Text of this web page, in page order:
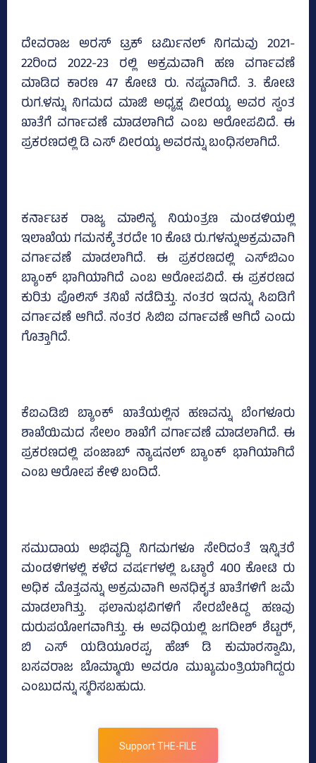
ದೇವರಾಜ ಅರಸ್‌ ಟ್ರಕ್‌ ಟರ್ಮಿನಲ್‌ ನಿಗಮವು 2021-
22ರಿಂದ 2022-23 ರಲ್ಲಿ ಅಕ್ರಮವಾಗಿ ಹಣ ವರ್ಗಾವಣೆ
ಮಾಡಿದ ಕಾರಣ 47 ಕೋಟಿ ರು. ನಷ್ಟವಾಗಿದೆ. 3. ಕೋಟಿ
ರುಗ.ಳನ್ನು ನಿಗಮದ ಮಾಜಿ ಅಧ್ಯಕ್ಷ ವೀರಯ್ಯ ಅವರ ಸ್ವಂತ
ಖಾತೆಗೆ ವರ್ಗಾವಣೆ ಮಾಡಲಾಗಿದೆ ಎಂಬ ಆರೋಪವಿದೆ. ಈ
ಪ್ರಕರಣದಲ್ಲಿ ಡಿ ಎಸ್‌ ವೀರಯ್ಯ ಅವರನ್ನು ಬಂಧಿಸಲಾಗಿದೆ.
ಕರ್ನಾಟಕ ರಾಜ್ಯ ಮಾಲಿನ್ಯ ನಿಯಂತ್ರಣ ಮಂಡಳಿಯಲ್ಲಿ
ಇಲಾಖೆಯ ಗಮನಕ್ಕೆ ತರದೇ 10 ಕೊಟಿ ರು.ಗಳನ್ನುಅಕ್ರಮವಾಗಿ
ವರ್ಗಾವಣೆ ಮಾಡಲಾಗಿದೆ. ಈ ಪ್ರಕರಣದಲ್ಲಿ ಎಸ್‌ಬಿಎಂ
ಬ್ಯಾಂಕ್ ಭಾಗಿಯಾಗಿದೆ ಎಂಬ ಆರೋಪವಿದೆ. ಈ ಪ್ರಕರಣದ
ಕುರಿತು ಪೊಲಿಸ್‌ ತನಿಖೆ ನಡೆದಿತ್ತು. ನಂತರ ಇದನ್ನು ಸಿಐಡಿಗೆ
ವರ್ಗಾವಣೆ ಆಗಿದೆ. ನಂತರ ಸಿಬಿಐ ವರ್ಗಾವಣೆ ಆಗಿದೆ ಎಂದು
ಗೊತ್ತಾಗಿದೆ.
ಕೆಐಎಡಿಬಿ ಬ್ಯಾಂಕ್‌ ಖಾತೆಯಲ್ಲಿನ ಹಣವನ್ನು ಬೆಂಗಳೂರು
ಶಾಖೆಯಿಮದ ಸೇಲಂ ಶಾಖೆಗೆ ವರ್ಗಾವಣೆ ಮಾಡಲಾಗಿದೆ. ಈ
ಪ್ರಕರಣದಲ್ಲಿ ಪಂಜಾಬ್‌ ನ್ಯಾಷನಲ್‌ ಬ್ಯಾಂಕ್‌ ಭಾಗಿಯಾಗಿದೆ
ಎಂಬ ಆರೋಪ ಕೇಳಿ ಬಂದಿದೆ.
ಸಮುದಾಯ ಅಭಿವೃದ್ದಿ ನಿಗಮಗಳೂ ಸೇರಿದಂತೆ ಇನ್ನಿತರೆ
ಮಂಡಳಿಗಳಲ್ಲಿ ಕಳೆದ ವರ್ಷಗಳಲ್ಲಿ ಒಟ್ಠಾರೆ 400 ಕೋಟಿ ರು
ಅಧಿಕ ಮೊತ್ತವನ್ನು ಅಕ್ರಮವಾಗಿ ಅನಧಿಕೃತ ಖಾತೆಗಳಿಗೆ ಜಮೆ
ಮಾಡಲಾಗಿತ್ತು. ಫಲಾನುಭವಿಗಳಿಗೆ ಸೇರಬೇಕಿದ್ದ ಹಣವು
ದುರುಪಯೋಗವಾಗಿತ್ತು. ಈ ಅವಧಿಯಲ್ಲಿ ಜಗದೀಶ್‌ ಶೆಟ್ಟರ್‍‌,
ಬಿ ಎಸ್‌ ಯಡಿಯೂರಪ್ಪ, ಹೆಚ್‌ ಡಿ ಕುಮಾರಸ್ವಾಮಿ,
ಬಸವರಾಜ ಬೊಮ್ಮಾಯಿ ಅವರೂ ಮುಖ್ಯಮಂತ್ರಿಯಾಗಿದ್ದರು
ಎಂಬುದನ್ನು ಸ್ಮರಿಸಬಹುದು.
Support THE-FILE